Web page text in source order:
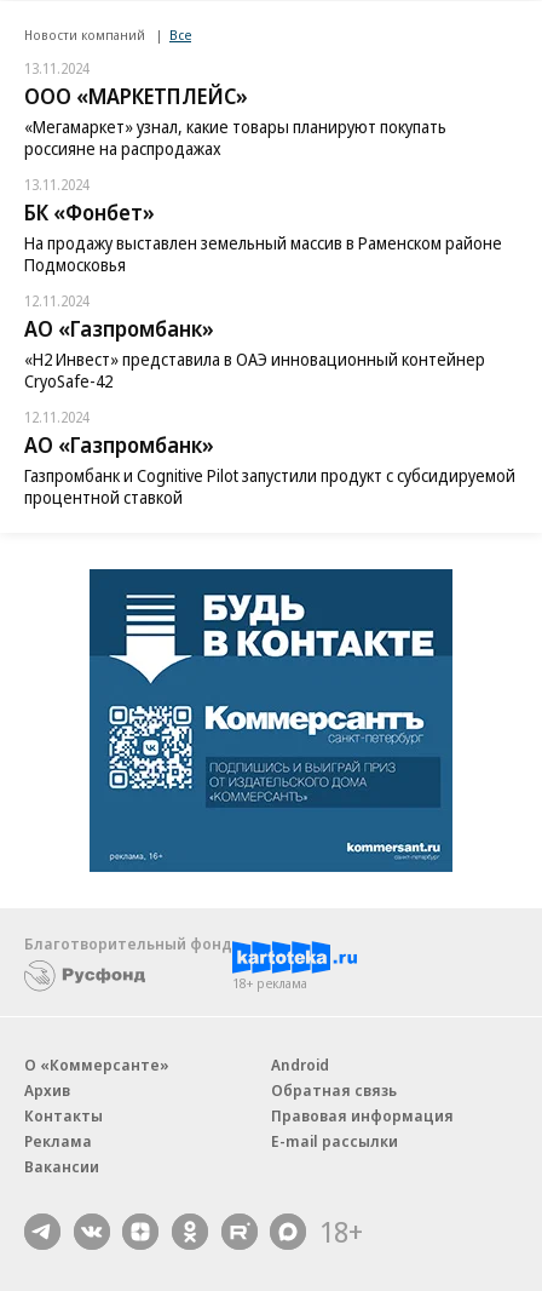
Новости компаний Все
13.11.2024
ООО «МАРКЕТПЛЕЙС»
«Мегамаркет» узнал, какие товары планируют покупать
россияне на распродажах
13.11.2024
БК «Фонбет»
На продажу выставлен земельный массив в Раменском районе
Подмосковья
12.11.2024
АО «Газпромбанк»
«H2 Инвест» представила в ОАЭ инновационный контейнер
CryoSafe-42
12.11.2024
АО «Газпромбанк»
Газпромбанк и Cognitive Pilot запустили продукт с субсидируемой
процентной ставкой
Благотворительный фонд
18+ реклама
О «Коммерсанте»
Архив
Контакты
Реклама
Вакансии
Android
Обратная связь
Правовая информация
E-mail рассылки
18+